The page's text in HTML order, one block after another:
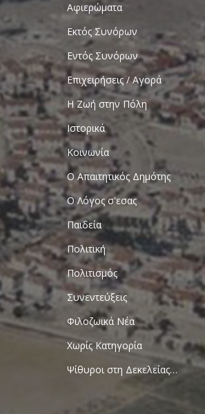
Αφιερώματα
Εκτός Συνόρων
Εντός Συνόρων
Επιχειρήσεις / Αγορά
Η Ζωή στην Πόλη
Ιστορικά
Κοινωνία
Ο Απαιτητικός Δημότης
Ο Λόγος σ'εσας
Παιδεία
Πολιτική
Πολιτισμός
Συνεντεύξεις
Φιλοζωικά Νέα
Χωρίς Κατηγορία
Ψίθυροι στη Δεκελείας…